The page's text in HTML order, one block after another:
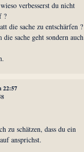
verbesserst du nicht
?
die sache zu entschärfen ?
sache geht sondern auch
22:57
zu schätzen, dass du ein
ansprichst.